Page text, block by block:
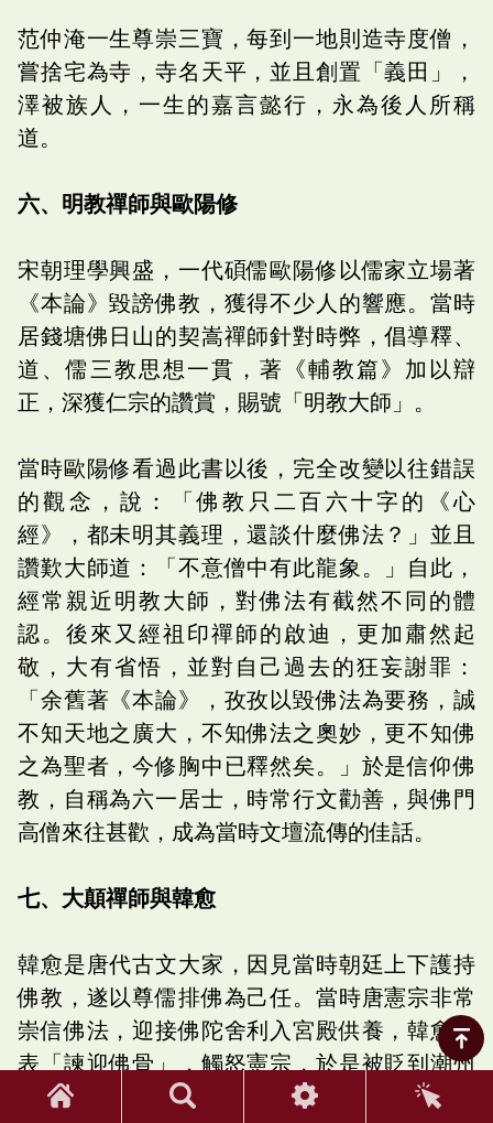
范仲淹一生尊崇三寶，每到一地則造寺度僧，
嘗捨宅為寺，寺名天平，並且創置「義田」，
澤被族人，一生的嘉言懿行，永為後人所稱
道。
六、明教禪師與歐陽修
宋朝理學興盛，一代碩儒歐陽修以儒家立場著
《本論》毀謗佛教，獲得不少人的響應。當時
居錢塘佛日山的契嵩禪師針對時弊，倡導釋、
道、儒三教思想一貫，著《輔教篇》加以辯
正，深獲仁宗的讚賞，賜號「明教大師」。
當時歐陽修看過此書以後，完全改變以往錯誤
的觀念，說：「佛教只二百六十字的《心
經》，都未明其義理，還談什麼佛法？」並且
讚歎大師道：「不意僧中有此龍象。」自此，
經常親近明教大師，對佛法有截然不同的體
認。後來又經祖印禪師的啟迪，更加肅然起
敬，大有省悟，並對自己過去的狂妄謝罪：
「余舊著《本論》，孜孜以毀佛法為要務，誠
不知天地之廣大，不知佛法之奧妙，更不知佛
之為聖者，今修胸中已釋然矣。」於是信仰佛
教，自稱為六一居士，時常行文勸善，與佛門
高僧來往甚歡，成為當時文壇流傳的佳話。
七、大顛禪師與韓愈
韓愈是唐代古文大家，因見當時朝廷上下護持
佛教，遂以尊儒排佛為己任。當時唐憲宗非常
崇信佛法，迎接佛陀舍利入宮殿供養，韓愈上
表「諫迎佛骨」，觸怒憲宗，於是被貶到潮州
當刺史。